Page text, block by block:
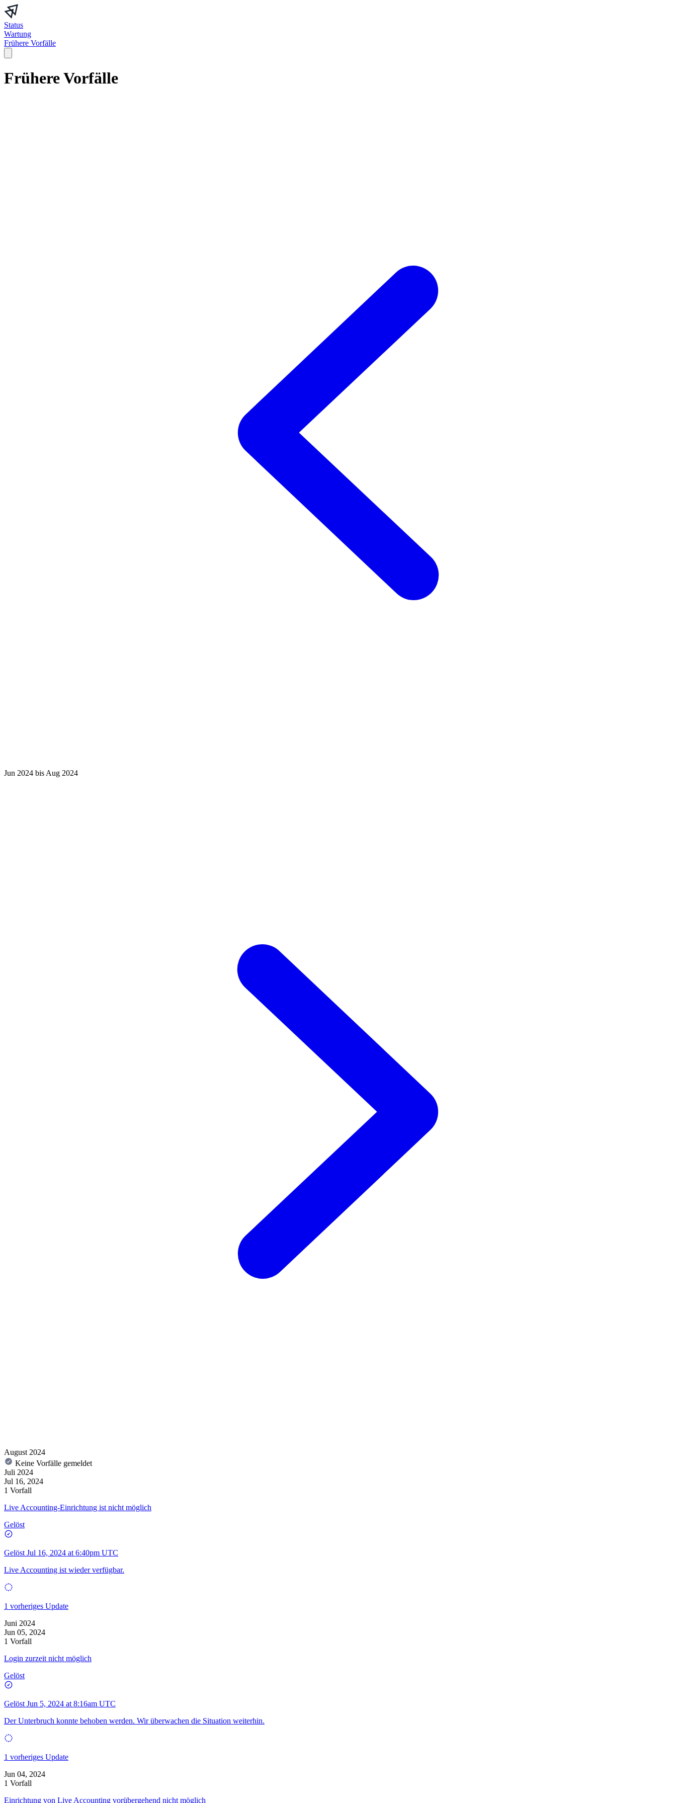
Status
Wartung
Frühere Vorfälle
Frühere Vorfälle
Jun 2024 bis Aug 2024
August 2024
Keine Vorfälle gemeldet
Juli 2024
Jul 16, 2024
1 Vorfall
Live Accounting-Einrichtung ist nicht möglich
Gelöst
Gelöst Jul 16, 2024 at 6:40pm UTC
Live Accounting ist wieder verfügbar.
1 vorheriges Update
Juni 2024
Jun 05, 2024
1 Vorfall
Login zurzeit nicht möglich
Gelöst
Gelöst Jun 5, 2024 at 8:16am UTC
Der Unterbruch konnte behoben werden. Wir überwachen die Situation weiterhin.
1 vorheriges Update
Jun 04, 2024
1 Vorfall
Einrichtung von Live Accounting vorübergehend nicht möglich